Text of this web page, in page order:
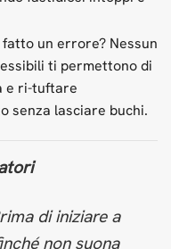
un errore? Nessun
ti permettono di
e ri-tuftare
senza lasciare buchi.
di iniziare a
non suona